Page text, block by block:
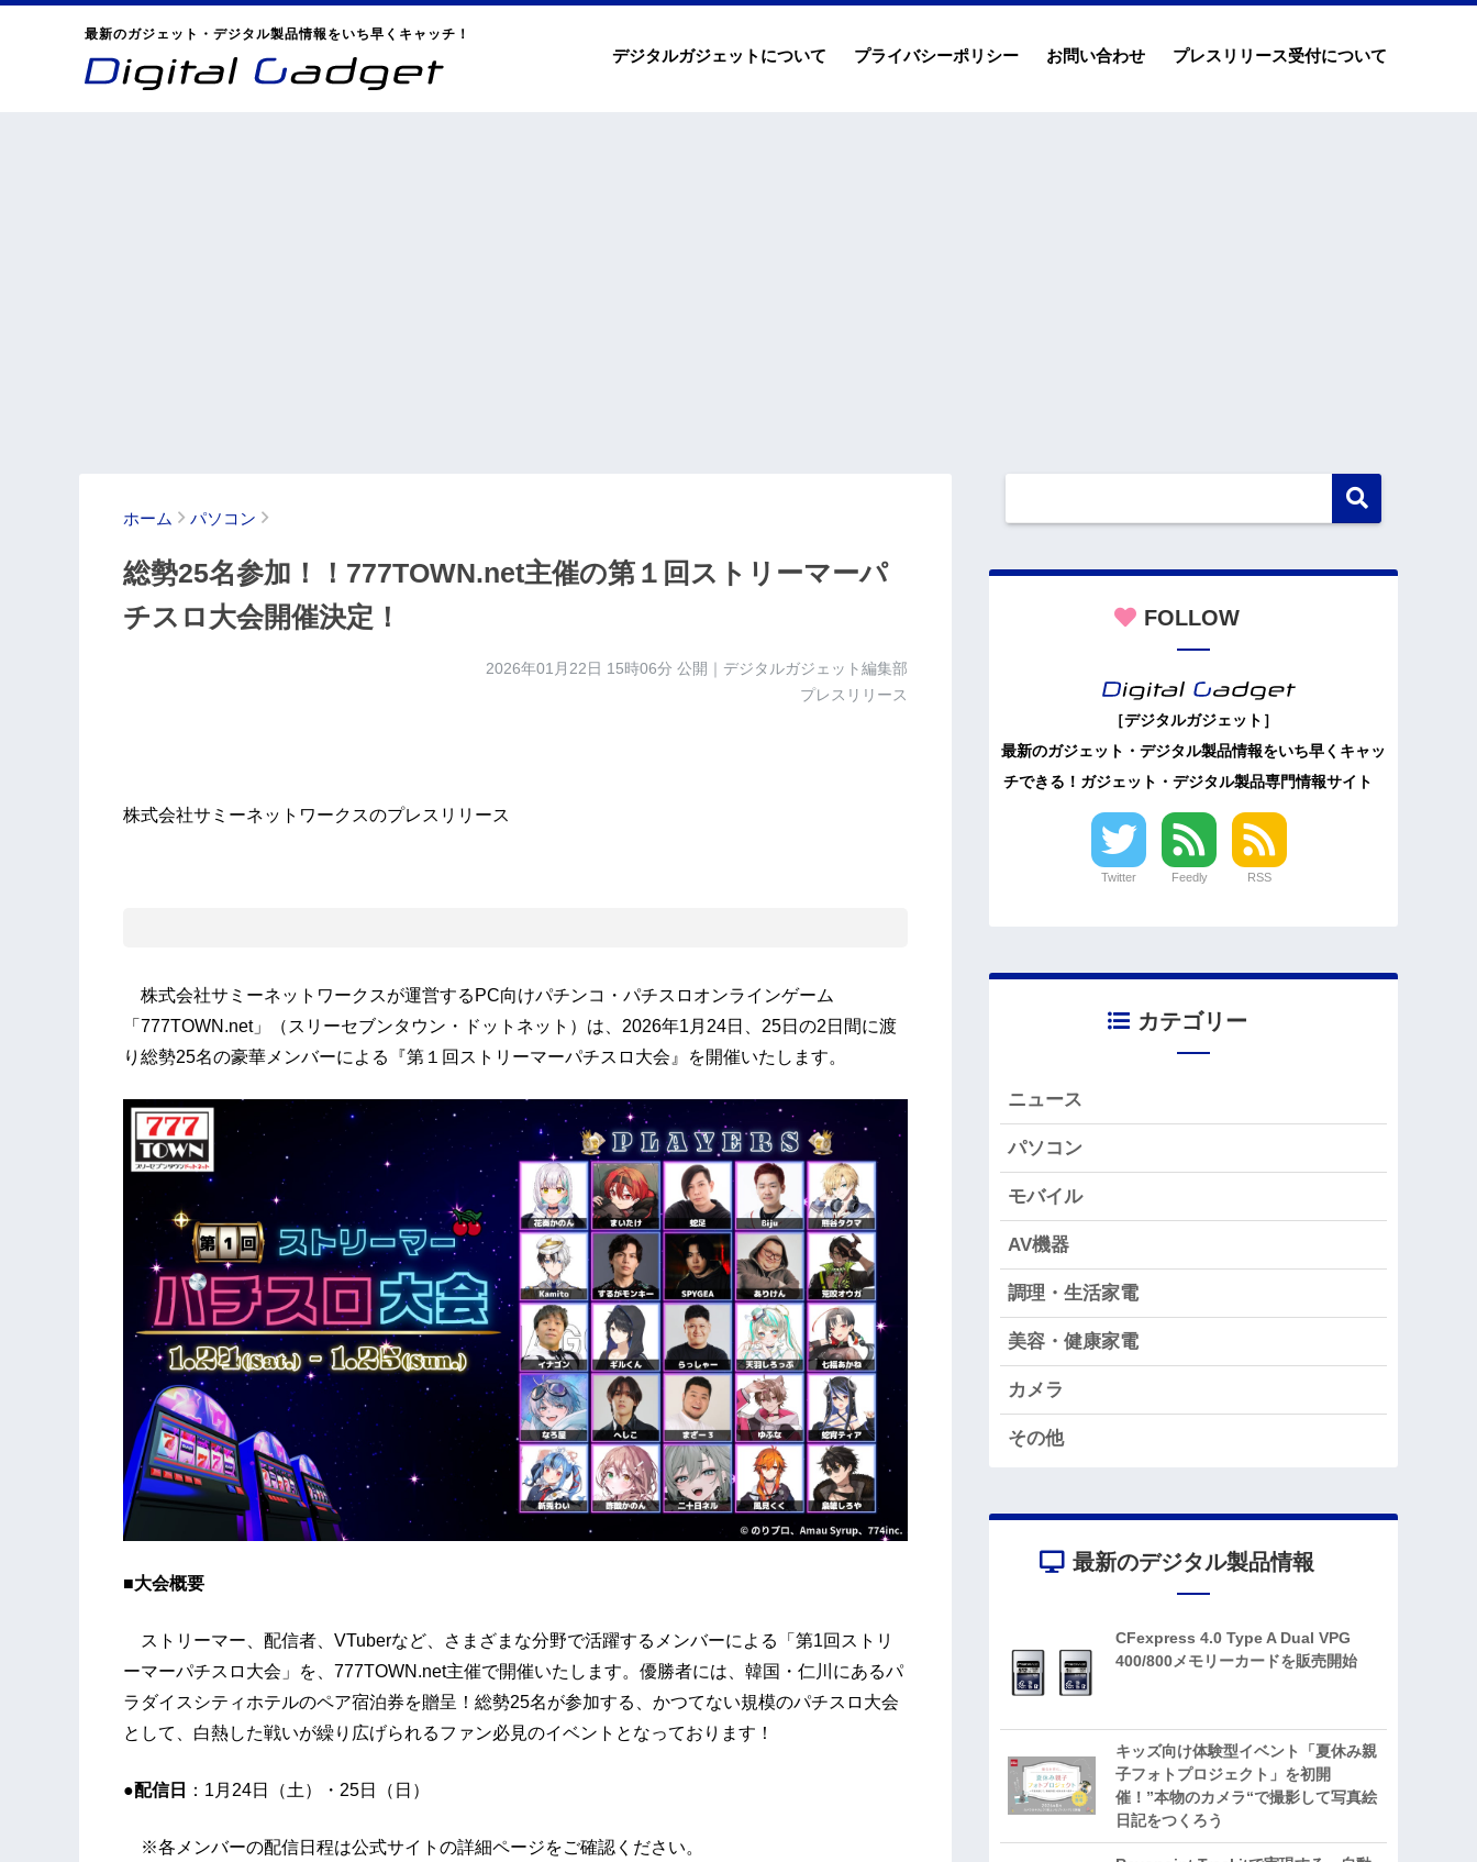
最新のガジェット・デジタル製品情報をいち早くキャッチ！
デジタルガジェットについて プライバシーポリシー お問い合わせ プレスリリース受付について
ホーム パソコン
総勢25名参加！！777TOWN.net主催の第１回ストリーマーパ
チスロ大会開催決定！
2026年01月22日 15時06分 公開｜デジタルガジェット編集部
プレスリリース
株式会社サミーネットワークスのプレスリリース
株式会社サミーネットワークスが運営するPC向けパチンコ・パチスロオンラインゲーム
「777TOWN.net」（スリーセブンタウン・ドットネット）は、2026年1月24日、25日の2日間に渡
り総勢25名の豪華メンバーによる『第１回ストリーマーパチスロ大会』を開催いたします。
■大会概要
ストリーマー、配信者、VTuberなど、さまざまな分野で活躍するメンバーによる「第1回ストリ
ーマーパチスロ大会」を、777TOWN.net主催で開催いたします。優勝者には、韓国・仁川にあるパ
ラダイスシティホテルのペア宿泊券を贈呈！総勢25名が参加する、かつてない規模のパチスロ大会
として、白熱した戦いが繰り広げられるファン必見のイベントとなっております！
●配信日 ：1月24日（土）・25日（日）
※各メンバーの配信日程は公式サイトの詳細ページをご確認ください。
FOLLOW
［デジタルガジェット］
最新のガジェット・デジタル製品情報をいち早くキャッ
チできる！ガジェット・デジタル製品専門情報サイト
Twitter Feedly RSS
カテゴリー
ニュース
パソコン
モバイル
AV機器
調理・生活家電
美容・健康家電
カメラ
その他
最新のデジタル製品情報
CFexpress 4.0 Type A Dual VPG
400/800メモリーカードを販売開始
キッズ向け体験型イベント「夏休み親
子フォトプロジェクト」を初開
催！”本物のカメラ“で撮影して写真絵
日記をつくろう